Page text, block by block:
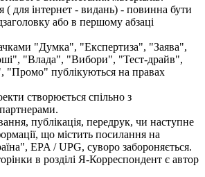
( для інтернет - видань) - повинна бути
або в першому абзаці
"Думка", "Експертиза", "Заява",
"Влада", "Вибори", "Тест-драйв",
"Промо" публікуються на правах
створюється спільно з
публікація, передрук, чи наступне
що містить посилання на
EPA / UPG, суворо забороняється.
в розділі Я-Корреспондент є автор